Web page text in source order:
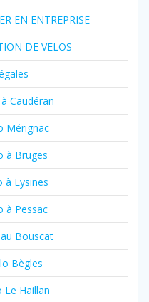
EN ENTREPRISE
DE VELOS
Caudéran
Mérignac
à Bruges
à Eysines
à Pessac
Bouscat
Bègles
Le Haillan